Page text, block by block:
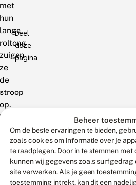
Beheer
Om de beste ervaringen te bieden,
zoals cookies om informatie over je
te raadplegen. Door in te stemmen met
kunnen wij gegevens zoals surfgedrag
site verwerken. Als je geen
toestemming intrekt, kan dit een
met
hun
lange
roltong
zuigen
ze
de
stroop
op.
Door
boom
voorzichtig
benaderen
Deel
deze
pagina